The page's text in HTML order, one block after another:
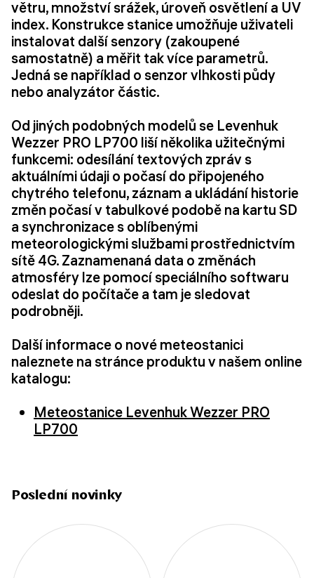
větru, množství srážek, úroveň osvětlení a UV
index. Konstrukce stanice umožňuje uživateli
instalovat další senzory (zakoupené
samostatně) a měřit tak více parametrů.
Jedná se například o senzor vlhkosti půdy
nebo analyzátor částic.
Od jiných podobných modelů se Levenhuk
Wezzer PRO LP700 liší několika užitečnými
funkcemi: odesílání textových zpráv s
aktuálními údaji o počasí do připojeného
chytrého telefonu, záznam a ukládání historie
změn počasí v tabulkové podobě na kartu SD
a synchronizace s oblíbenými
meteorologickými službami prostřednictvím
sítě 4G. Zaznamenaná data o změnách
atmosféry lze pomocí speciálního softwaru
odeslat do počítače a tam je sledovat
podrobněji.
Další informace o nové meteostanici
naleznete na stránce produktu v našem online
katalogu:
Meteostanice Levenhuk Wezzer PRO
LP700
Poslední novinky